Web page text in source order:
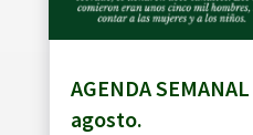
AGENDA
agosto.